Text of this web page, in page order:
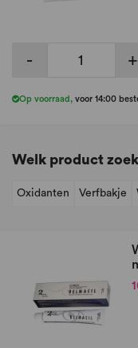
- +
Op voorraad , voor 14:00
Welk product
Oxidanten Verfbakje